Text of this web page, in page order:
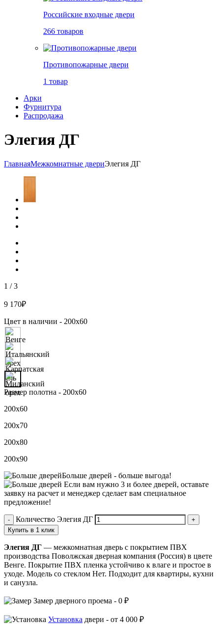
Российские входные двери
266 товаров
Противопожарные двери
1 товар
Арки
Фурнитура
Распродажа
Элегия ДГ
ГлавнаяМежкомнатные двериЭлегия ДГ
1 /3
9 170₽
Цвет в наличии - 200х60
Размер полотна - 200х60
200х60
200х70
200х80
200х90
Больше дверей - больше выгода!
Если вам нужно 3 и более дверей, оставьте
заявку на расчет и менеджер сделает вам специальное
предложение!
Количество Элегия ДГ
Купить в 1 клик
Элегия ДГ — межкомнатная дверь с покрытием ПВХ
производства Поволжская дверная компания (Россия) в цвете
Венге. Покрытие ПВХ пленка устойчиво к влаге и простое в
уходе. Модель со стеклом Нет. Подходит для квартиры, кухни
и санузла.
Замер дверного проема - 0 ₽
Установка двери - от 4 000 ₽